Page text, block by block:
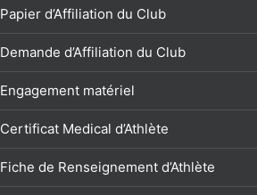
Papier d’Affiliation du Club
Demande d’Affiliation du Club
Engagement matériel
Certificat Medical d’Athlète
Fiche de Renseignement d’Athlète